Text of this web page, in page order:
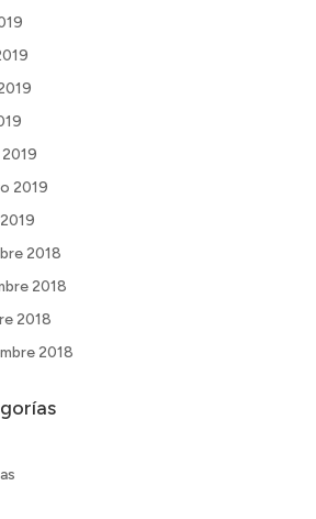
2019
2018
2018
2018
2018